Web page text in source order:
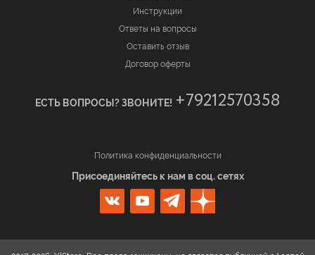
Инструкции
Ответы на вопросы
Оставить отзыв
Договор оферты
ЕСТЬ ВОПРОСЫ? ЗВОНИТЕ! +79212570358
Политика конфиденциальности
Присоединяйтесь к нам в соц. сетях